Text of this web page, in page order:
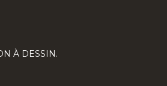
À DESSIN.